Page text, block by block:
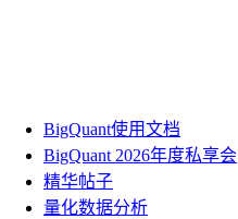
BigQuant使用文档
BigQuant 2026年度私享会
精华帖子
量化数据分析